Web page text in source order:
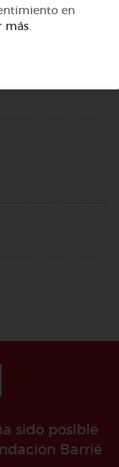
DOCS (2)
sido posible
Barrié
en
más.